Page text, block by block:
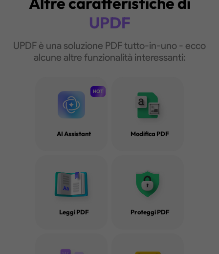
Blog su PDF in batch
UPDF
UPDF è una soluzione PDF tutto-in-uno - ecco
alcune altre funzionalità interessanti:
AI Assistant
HOT
Modifica PDF
Leggi PDF Proteggi PDF